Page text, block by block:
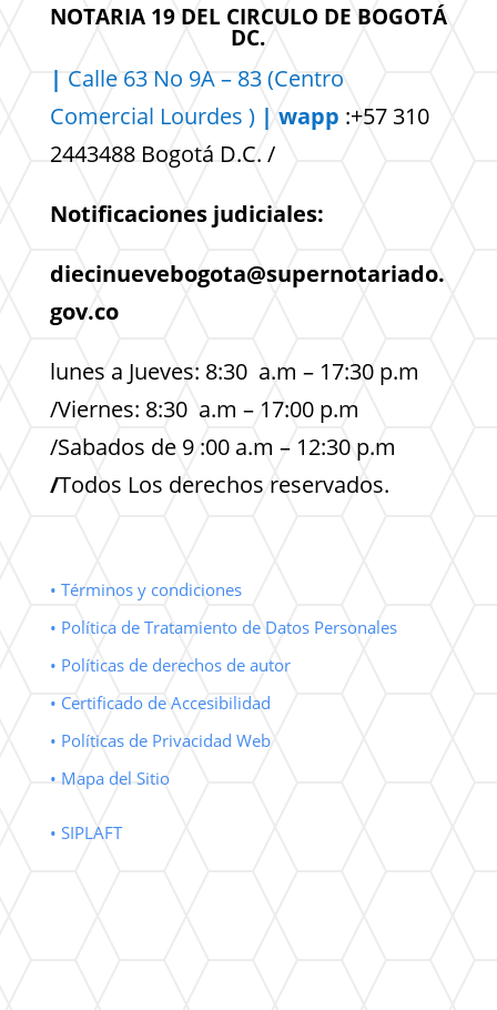
NOTARIA 19 DEL CIRCULO DE BOGOTÁ
DC.
| Calle 63 No 9A – 83 (Centro
Comercial Lourdes ) | wapp :+57 310
2443488 Bogotá D.C. /
Notificaciones judiciales:
diecinuevebogota@supernotariado.
gov.co
lunes a Jueves: 8:30 a.m – 17:30 p.m
/Viernes: 8:30 a.m – 17:00 p.m
/Sabados de 9 :00 a.m – 12:30 p.m
/Todos Los derechos reservados.
• Términos y condiciones
• Política de Tratamiento de Datos Personales
• Políticas de derechos de autor
• Certificado de Accesibilidad
• Políticas de Privacidad Web
• Mapa del Sitio
• SIPLAFT